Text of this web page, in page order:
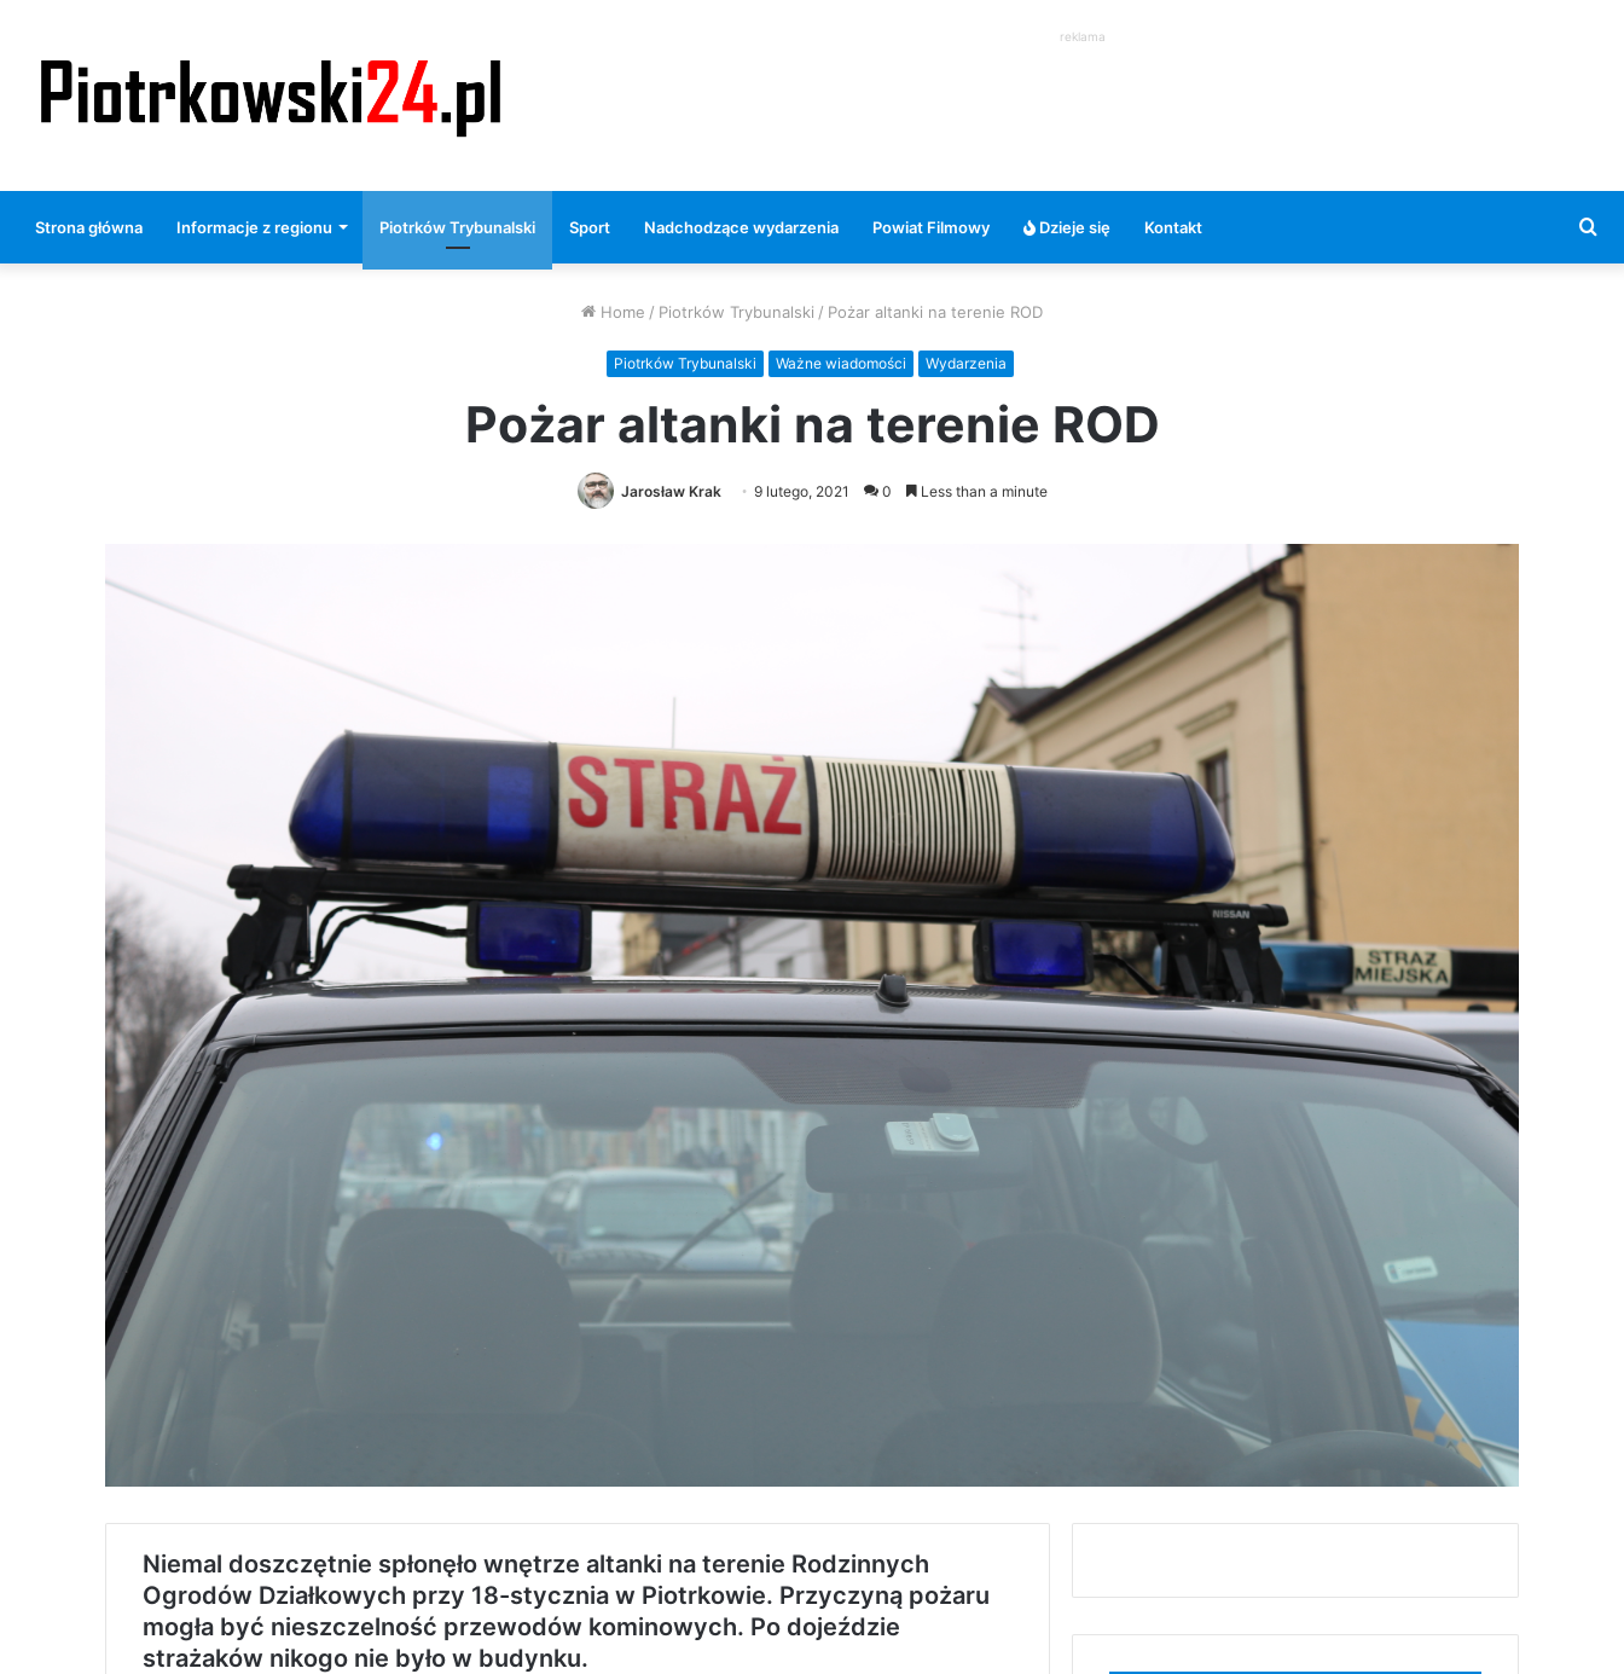
reklama
Strona główna Informacje z regionu Piotrków Trybunalski Sport Nadchodzące wydarzenia Powiat Filmowy Dzieje się Kontakt
Home / Piotrków Trybunalski / Pożar altanki na terenie ROD
Piotrków Trybunalski Ważne wiadomości Wydarzenia
Pożar altanki na terenie ROD
Jarosław Krak 9 lutego, 2021 0 Less than a minute
Niemal doszczętnie spłonęło wnętrze altanki na terenie Rodzinnych
Ogrodów Działkowych przy 18-stycznia w Piotrkowie. Przyczyną pożaru
mogła być nieszczelność przewodów kominowych. Po dojeździe
strażaków nikogo nie było w budynku.